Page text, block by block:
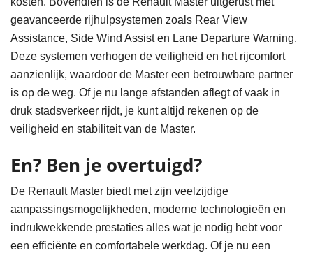
geavanceerde rijhulpsystemen zoals Rear View
Assistance, Side Wind Assist en Lane Departure Warning.
Deze systemen verhogen de veiligheid en het rijcomfort
aanzienlijk, waardoor de Master een betrouwbare partner
is op de weg. Of je nu lange afstanden aflegt of vaak in
druk stadsverkeer rijdt, je kunt altijd rekenen op de
veiligheid en stabiliteit van de Master.
En? Ben je overtuigd?
De Renault Master biedt met zijn veelzijdige
aanpassingsmogelijkheden, moderne technologieën en
indrukwekkende prestaties alles wat je nodig hebt voor
een efficiënte en comfortabele werkdag. Of je nu een